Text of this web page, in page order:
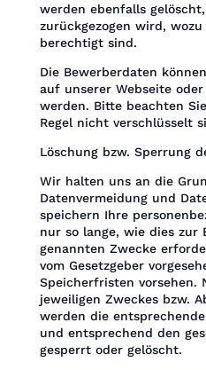
werden ebenfalls
zurückgezogen wird,
berechtigt sind.
Die Bewerberdaten
auf unserer Webseite
werden. Bitte beachten
Regel nicht verschlüsselt
Löschung bzw. Sperrung
Wir halten uns an die
Datenvermeidung und
speichern Ihre
nur so lange, wie dies zur
genannten Zwecke
vom Gesetzgeber
Speicherfristen vorsehen.
jeweiligen Zweckes bzw.
werden die
und entsprechend den
gesperrt oder gelöscht.